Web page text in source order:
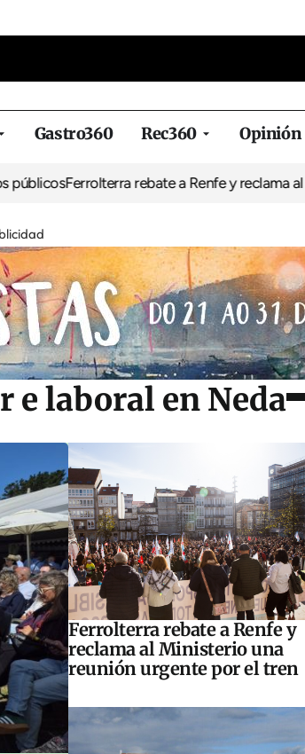
Gastro360 Rec360 Opinión
Ferrolterra rebate a Renfe y reclama al
laboral en Neda
Ferrolterra rebate a Renfe y
reclama al Ministerio una
reunión urgente por el tren